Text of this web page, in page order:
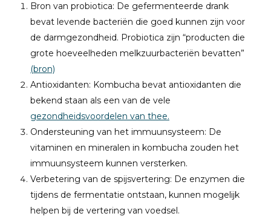
Bron van probiotica: De gefermenteerde drank
bevat levende bacteriën die goed kunnen zijn voor
de darmgezondheid. Probiotica zijn “producten die
grote hoeveelheden melkzuurbacteriën bevatten”
(bron)
Antioxidanten: Kombucha bevat antioxidanten die
bekend staan als een van de vele
gezondheidsvoordelen van thee.
Ondersteuning van het immuunsysteem: De
vitaminen en mineralen in kombucha zouden het
immuunsysteem kunnen versterken.
Verbetering van de spijsvertering: De enzymen die
tijdens de fermentatie ontstaan, kunnen mogelijk
helpen bij de vertering van voedsel.